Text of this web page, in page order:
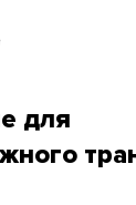
для